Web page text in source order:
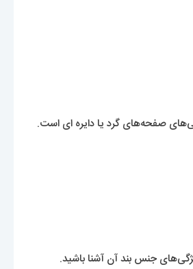
صفحه‌های گرد یا دایره ای است.
جنس بند آن آشنا باشید.